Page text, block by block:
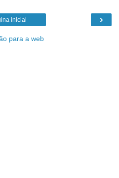
›
inicial
para a web